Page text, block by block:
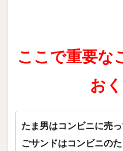
ここで重要な
おく
たま男はコンビニに売
ごサンドはコンビニの